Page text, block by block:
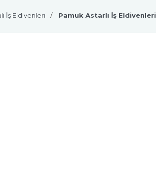
İş Eldivenleri Pamuk Astarlı İş Eldivenleri